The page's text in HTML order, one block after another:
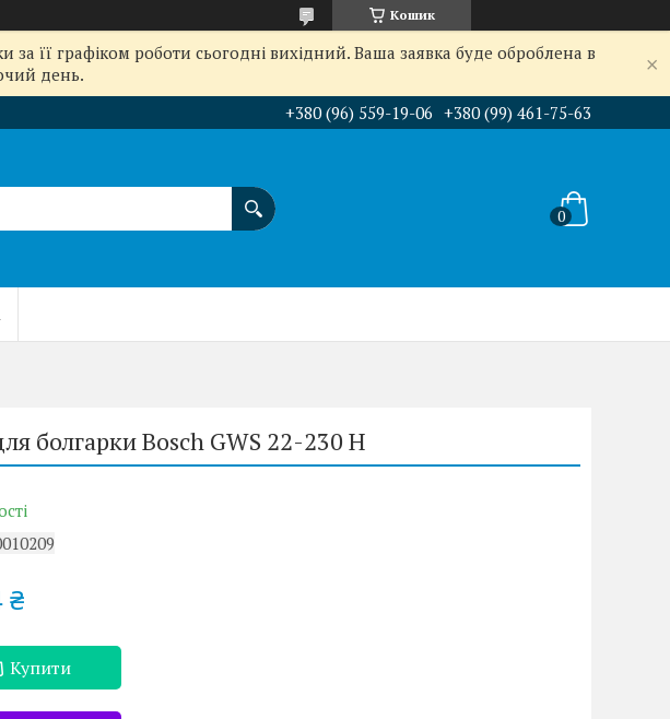
Кошик
її графіком роботи сьогодні вихідний. Ваша заявка буде оброблена в
день.
+380 (96) 559-19-06 +380 (99) 461-75-63
болгарки Bosch GWS 22-230 H
₴
Купити